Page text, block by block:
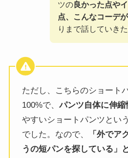
ツの良かった点や
点、こんなコーデ
りまで話していき
ただし、こちらのショート
100%で、パンツ自体に伸縮
やすいショートパンツとい
でした。なので、
「外でア
うの短パンを探している」